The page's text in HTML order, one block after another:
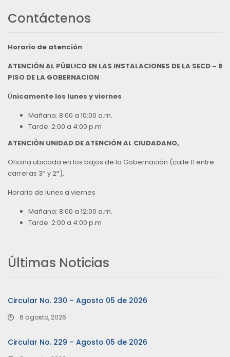
Contáctenos
Horario de atención
ATENCIÓN AL PÚBLICO EN LAS INSTALACIONES DE LA SECD – 8
PISO DE LA GOBERNACION
Únicamente los lunes y viernes
Mañana: 8:00 a 10:00 a.m.
Tarde: 2:00 a 4:00 p.m
ATENCIÓN UNIDAD DE ATENCIÓN AL CIUDADANO,
Oficina ubicada en los bajos de la Gobernación (calle 11 entre
carreras 3ª y 2ª),
Horario de lunes a viernes
Mañana: 8:00 a 12:00 a.m.
Tarde: 2:00 a 4:00 p.m
Últimas Noticias
Circular No. 230 – Agosto 05 de 2026
6 agosto, 2026
Circular No. 229 – Agosto 05 de 2026